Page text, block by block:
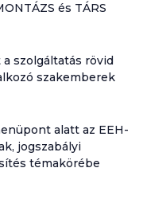
és TÁRS
szolgáltatás rövid
szakemberek
alatt az EEH-
jogszabályi
témakörébe